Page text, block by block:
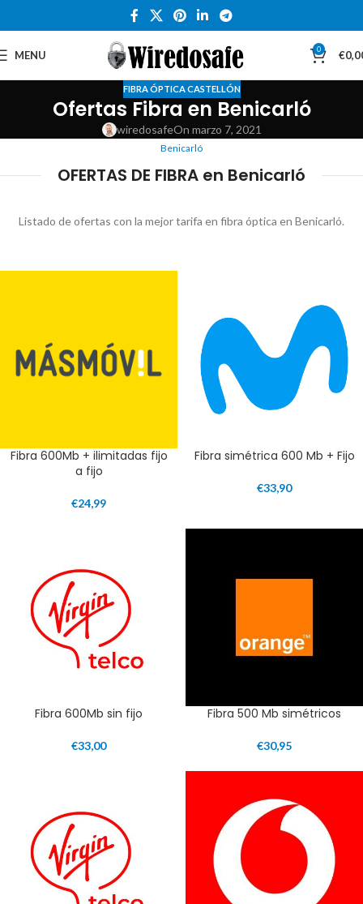
MENU 0 €
FIBRA ÓPTICA CASTELLÓN
Ofertas Fibra en Benicarló
wiredosafeOn marzo 7, 2021
Benicarló
OFERTAS DE FIBRA en Benicarló
Listado de ofertas con la mejor tarifa en fibra óptica en Benicarló.
Fibra 600Mb + ilimitadas fijo
a fijo
€24,99
Fibra simétrica 600 Mb + Fijo
€33,90
Fibra 600Mb sin fijo
€33,00
Fibra 500 Mb simétricos
€30,95